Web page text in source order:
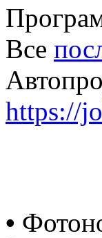
Все
https://
•